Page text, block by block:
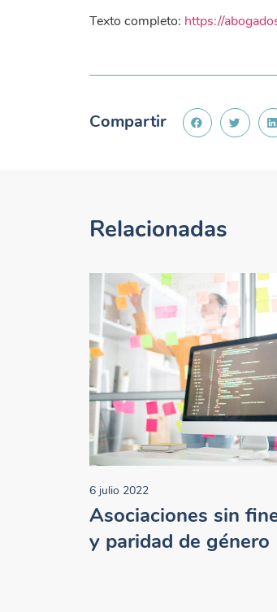
Texto completo: https://
Compartir
Relacionadas
6 julio 2022
Asociaciones sin
y paridad de género